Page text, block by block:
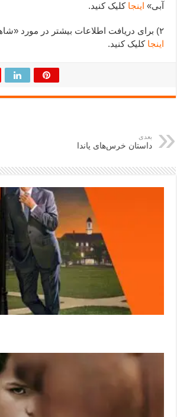
آبی» اینجا کلیک کنید.
۲) برای دریافت اطلاعات بیشتر در مورد «شاهین سرکیسیان»
اینجا کلیک کنید.
بعدی
داستان خرس‌های پاندا